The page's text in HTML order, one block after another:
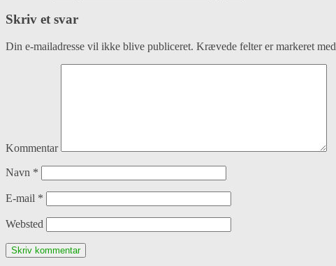
Skriv et svar
Din e-mailadresse vil ikke blive publiceret. Krævede felter er markeret med
Kommentar
Navn *
E-mail *
Websted